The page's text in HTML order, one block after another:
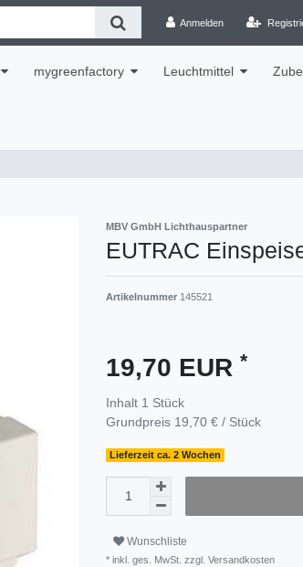
Anmelden
mygreenfactory Leuchtmittel
MBV GmbH Lichthauspartner
EUTRAC
Artikelnummer 145521
19,70 EUR *
Inhalt 1 Stück
Grundpreis 19,70 € / Stück
Lieferzeit ca. 2 Wochen
Wunschliste
* inkl. ges. MwSt. zzgl. Versandkosten